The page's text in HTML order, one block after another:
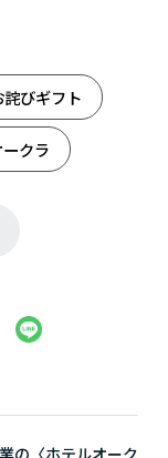
びギフト
クラ